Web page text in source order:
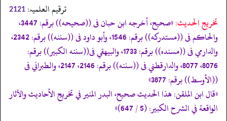
ترقیم العلمیہ: 2121
تخریج الحدیث:
«صحيح، أخرجه ابن حبان فى ((صحيحه)) برقم: 3447،
والحاكم فى ((مستدركه)) برقم: 1546، وأبو داود فى ((سننه)) برقم: 2342،
والدارمي فى ((مسنده)) برقم: 1733، والبيهقي فى((سننه الكبير)) برقم:
8076، 8077، والدارقطني فى ((سننه)) برقم: 2146، 2147، والطبراني فى
((الأوسط)) برقم: 3877»
«قال ابن الملقن: هذا الحديث صحيح، البدر المنير في تخريج الأحاديث والآثار
الواقعة في الشرح الكبير: (5 / 647)»